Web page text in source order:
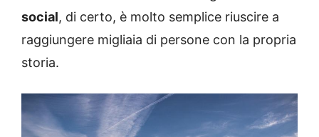
social, di certo, è molto semplice riuscire a
raggiungere migliaia di persone con la propria
storia.